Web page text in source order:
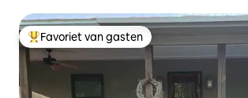
Topfavoriet van gasten
Favoriet van gasten